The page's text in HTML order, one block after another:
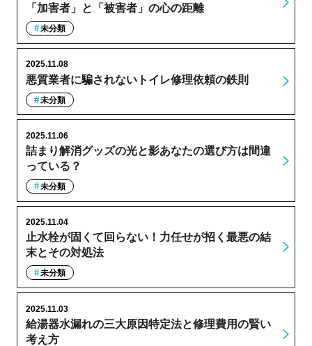
「加害者」と「被害者」の心の距離
未分類
悪質業者に騙されないトイレ修理依頼の鉄則
2025.11.08
未分類
詰まり解消グッズの光と影あなたの選び方は間違
っている？
2025.11.06
未分類
止水栓が固くて回らない！力任せが招く最悪の結
末とその対処法
2025.11.04
未分類
給湯器水漏れの三大原因特定法と修理費用の賢い
考え方
2025.11.03